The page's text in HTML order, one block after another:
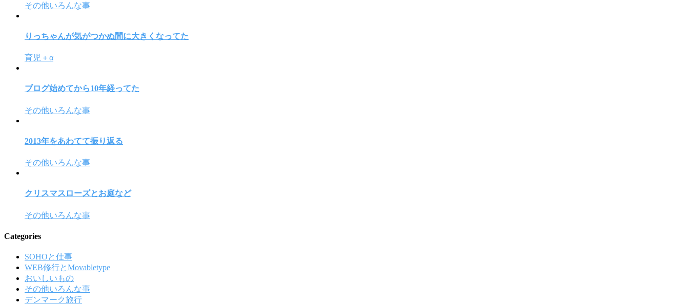
その他いろんな事
りっちゃんが気がつかぬ間に大きくなってた
育児＋α
ブログ始めてから10年経ってた
その他いろんな事
2013年をあわてて振り返る
その他いろんな事
クリスマスローズとお庭など
その他いろんな事
Categories
SOHOと仕事
WEB修行とMovabletype
おいしいもの
その他いろんな事
デンマーク旅行